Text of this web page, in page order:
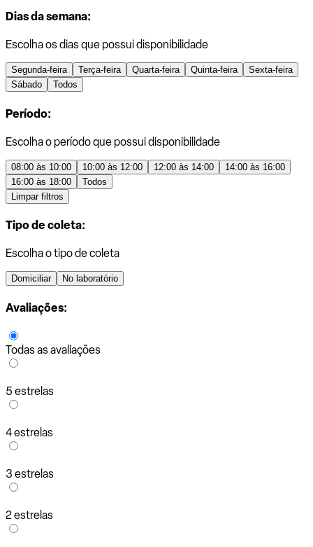
Dias da semana:
Escolha os dias que possui disponibilidade
Segunda-feira Terça-feira Quarta-feira Quinta-feira
Sexta-feira
Sábado
Todos
Período:
Escolha o período que possui disponibilidade
08:00 às 10:00 10:00 às 12:00 12:00 às 14:00
14:00 às 16:00
16:00 às 18:00
Todos
Limpar filtros
Tipo de coleta:
Escolha o tipo de coleta
Domiciliar No laboratório
Avaliações:
Todas as avaliações
5 estrelas
4 estrelas
3 estrelas
2 estrelas